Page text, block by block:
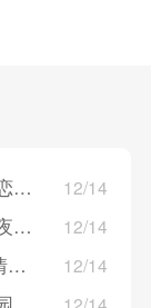
12/14
12/14
12/14